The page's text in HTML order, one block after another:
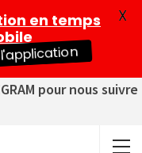
pour nous suivre
en temps
X